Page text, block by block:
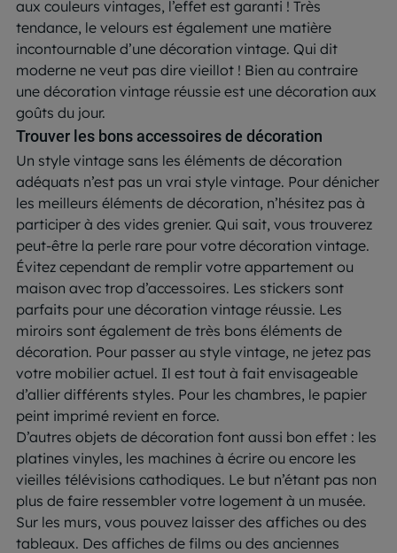
aux couleurs vintages, l’effet est garanti ! Très
tendance, le velours est également une matière
incontournable d’une décoration vintage. Qui dit
moderne ne veut pas dire vieillot ! Bien au contraire
une décoration vintage réussie est une décoration aux
goûts du jour.
Trouver les bons accessoires de décoration
Un style vintage sans les éléments de décoration
adéquats n’est pas un vrai style vintage. Pour dénicher
les meilleurs éléments de décoration, n’hésitez pas à
participer à des vides grenier. Qui sait, vous trouverez
peut-être la perle rare pour votre décoration vintage.
Évitez cependant de remplir votre appartement ou
maison avec trop d’accessoires. Les stickers sont
parfaits pour une décoration vintage réussie. Les
miroirs sont également de très bons éléments de
décoration. Pour passer au style vintage, ne jetez pas
votre mobilier actuel. Il est tout à fait envisageable
d’allier différents styles. Pour les chambres, le papier
peint imprimé revient en force.
D’autres objets de décoration font aussi bon effet : les
platines vinyles, les machines à écrire ou encore les
vieilles télévisions cathodiques. Le but n’étant pas non
plus de faire ressembler votre logement à un musée.
Sur les murs, vous pouvez laisser des affiches ou des
tableaux. Des affiches de films ou des anciennes